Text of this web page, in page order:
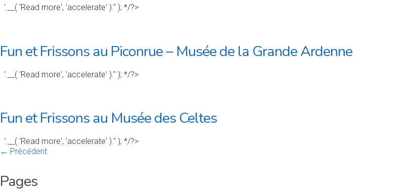
'.__( 'Read more', 'accelerate' ).'' ); */?>
Fun et Frissons au Piconrue – Musée de la Grande Ardenne
'.__( 'Read more', 'accelerate' ).'' ); */?>
Fun et Frissons au Musée des Celtes
'.__( 'Read more', 'accelerate' ).'' ); */?>
← Précédent
Pages